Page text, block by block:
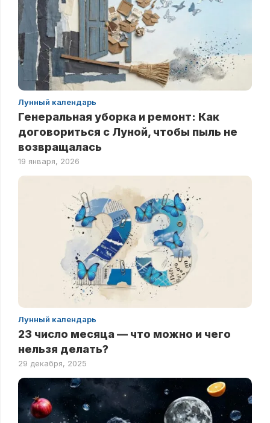
Лунный календарь
Генеральная уборка и ремонт: Как
договориться с Луной, чтобы пыль не
возвращалась
19 января, 2026
Лунный календарь
23 число месяца — что можно и чего
нельзя делать?
29 декабря, 2025